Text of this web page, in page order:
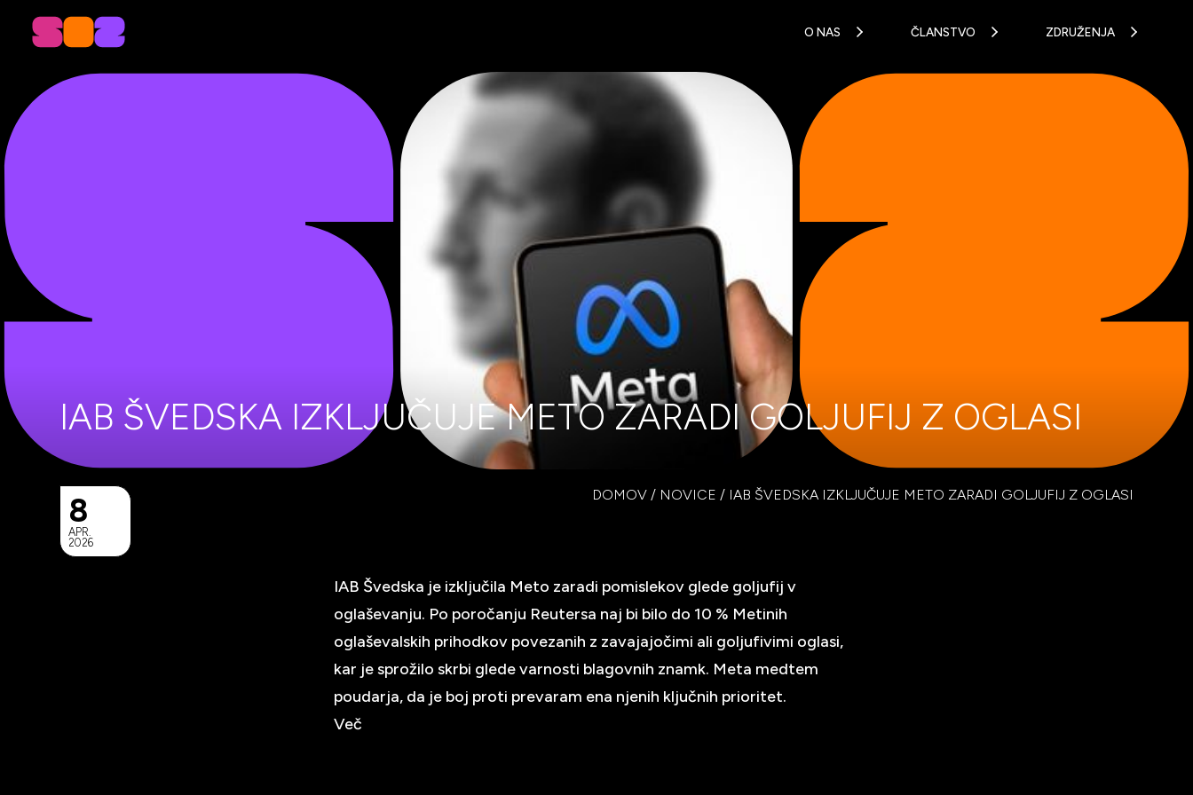
O NAS ČLANSTVO ZDRUŽENJA
IAB ŠVEDSKA IZKLJUČUJE METO ZARADI GOLJUFIJ Z OGLASI
8
APR.
2026
DOMOV/ NOVICE / IAB ŠVEDSKA IZKLJUČUJE METO ZARADI GOLJUFIJ Z OGLASI
IAB Švedska je izključila Meto zaradi pomislekov glede goljufij v
oglaševanju. Po poročanju Reutersa naj bi bilo do 10 % Metinih
oglaševalskih prihodkov povezanih z zavajajočimi ali goljufivimi oglasi,
kar je sprožilo skrbi glede varnosti blagovnih znamk. Meta medtem
poudarja, da je boj proti prevaram ena njenih ključnih prioritet.
Več